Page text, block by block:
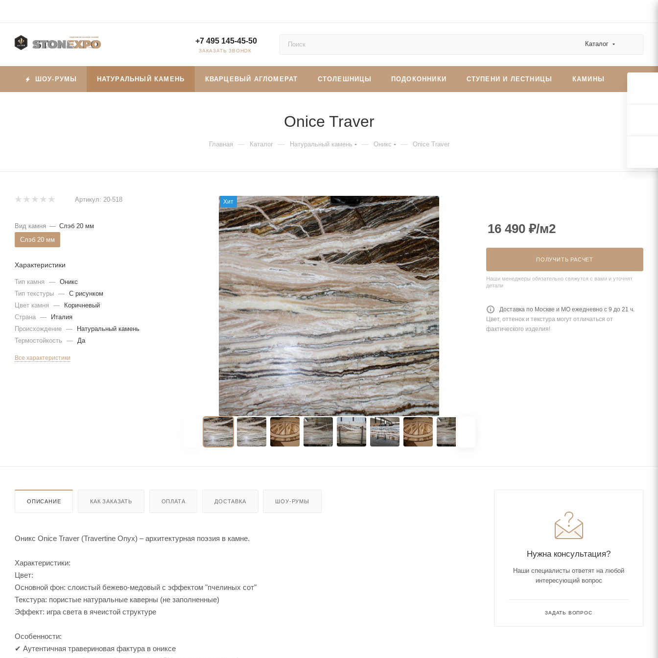
+7 495 145-45-50
ЗАКАЗАТЬ ЗВОНОК
Каталог
ШОУ-РУМЫ НАТУРАЛЬНЫЙ КАМЕНЬ КВАРЦЕВЫЙ АГЛОМЕРАТ СТОЛЕШНИЦЫ ПОДОКОННИКИ СТУПЕНИ И ЛЕСТНИЦЫ КАМИНЫ
Onice Traver
Главная — Каталог — Натуральный камень — Оникс — Onice Traver
Хит
Артикул: 20-518
Вид камня — Слэб 20 мм
Слэб 20 мм
Характеристики
Тип камня — Оникс
Тип текстуры — С рисунком
Цвет камня
—
Коричневый
Страна —
Италия
Происхождение —
Натуральный камень
Термостойкость
— Да
Все характеристики
16 490 ₽/м2
ПОЛУЧИТЬ РАСЧЕТ
Наши менеджеры обязательно свяжутся с вами и уточнят
детали
Доставка по Москве и МО ежедневно с 9 до 21 ч.
Цвет, оттенок и текстура могут отличаться от
фактического изделия!
ОПИСАНИЕ КАК ЗАКАЗАТЬ ОПЛАТА ДОСТАВКА ШОУ-РУМЫ
Оникс Onice Traver (Travertine Onyx) – архитектурная поэзия в камне.
Характеристики:
Цвет:
Основной фон: слоистый бежево-медовый с эффектом "пчелиных сот"
Текстура: пористые натуральные каверны (не заполненные)
Эффект: игра света в ячеистой структуре
Особенности:
✔ Аутентичная травериновая фактура в ониксе
Нужна консультация?
Наши специалисты ответят на любой
интересующий вопрос
ЗАДАТЬ ВОПРОС